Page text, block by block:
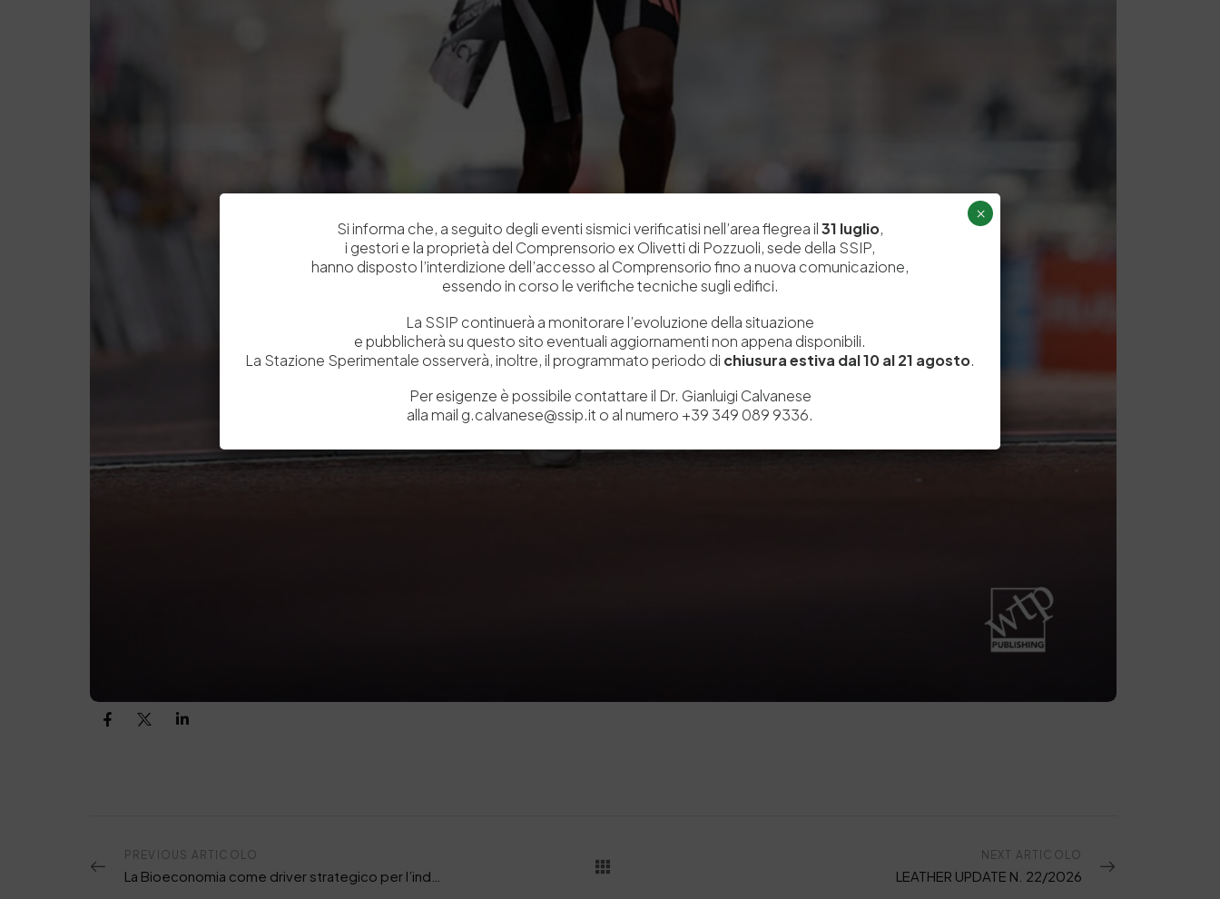
PREVIOUS ARTICOLO NEXT ARTICOLO
LEATHER UPDATE N. 22/2026
Si informa che, a seguito degli eventi sismici verificatisi nell’area flegrea il31 luglio,
i gestori e la proprietà del Comprensorio ex Olivetti di Pozzuoli, sede della SSIP,
hanno disposto l’interdizione dell’accesso al Comprensorio fino a nuova comunicazione,
essendo in corso le verifiche tecniche sugli edifici.
La SSIP continuerà a monitorare l’evoluzione della situazione
e pubblicherà su questo sito eventuali aggiornamenti non appena disponibili.
La Stazione Sperimentale osserverà, inoltre, il programmato periodo di chiusura estiva dal 10 al 21 agosto.
Per esigenze è possibile contattare il Dr. Gianluigi Calvanese
alla mail g.calvanese@ssip.it o al numero +39 349 089 9336.
×